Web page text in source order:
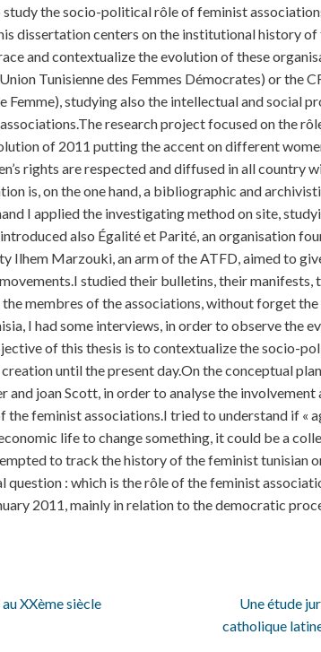
the socio-political rôle of feminist
dissertation centers on the institutional history
and contextualize the evolution of these
Tunisienne des Femmes Démocrates) or the
studying also the intellectual and social
research project focused on the
of 2011 putting the accent on different
rights are respected and diffused in all country
is, on the one hand, a bibliographic and
I applied the investigating method on site,
also Égalité et Parité, an organisation
Ilhem Marzouki, an arm of the ATFD, aimed to
studied their bulletins, their
membres of the associations, without forget
I had some interviews, in order to observe the
of this thesis is to contextualize the socio-
until the present day.On the conceptual
joan Scott, in order to analyse the
feminist associations.I tried to understand if «
life to change something, it could be a
to track the history of the feminist tunisian
question : which is the rôle of the feminist
2011, mainly in relation to the democratic
XXème siècle
Une étude
catholique